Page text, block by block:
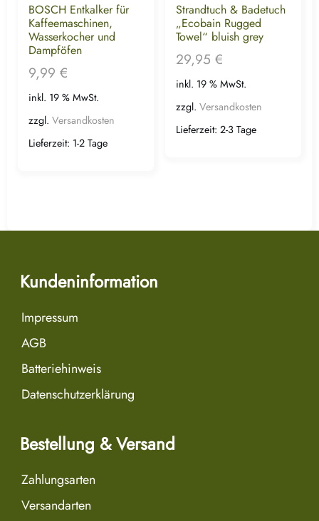
BOSCH Entkalker für
Kaffeemaschinen,
Wasserkocher und
Dampföfen
9,99 €
inkl. 19 % MwSt.
zzgl. Versandkosten
Lieferzeit: 1-2 Tage
Strandtuch & Badetuch
„Ecobain Rugged
Towel“ bluish grey
29,95 €
inkl. 19 % MwSt.
zzgl. Versandkosten
Lieferzeit: 2-3 Tage
Kundeninformation
Impressum
AGB
Batteriehinweis
Datenschutzerklärung
Bestellung & Versand
Zahlungsarten
Versandarten